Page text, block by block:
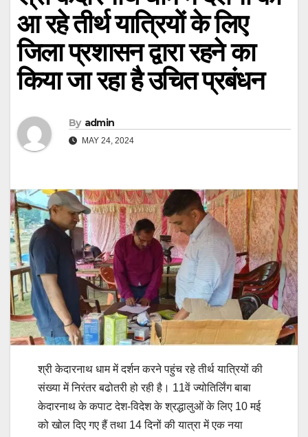
आ रहे तीर्थ यात्रियों के लिए
जिला प्रशासन द्वारा रहने का
किया जा रहा है उचित प्रबंधन
By admin
MAY 24, 2024
श्री केदारनाथ धाम में दर्शन करने पहुंच रहे तीर्थ यात्रियों की
संख्या में निरंतर बढोतरी हो रही है। 11वें ज्योतिर्लिंग बाबा
केदारनाथ के कपाट देश-विदेश के श्रद्धालुओं के लिए 10 मई
को खोल दिए गए हैं तथा 14 दिनों की यात्रा में एक नया